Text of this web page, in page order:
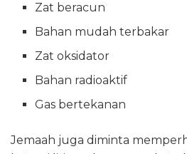
Zat beracun
Bahan mudah terbakar
Zat oksidator
Bahan radioaktif
Gas bertekanan
Jemaah juga diminta